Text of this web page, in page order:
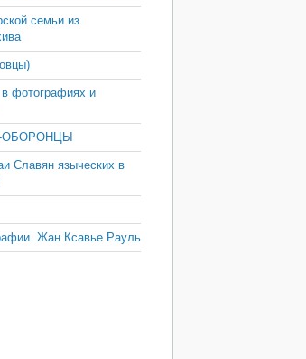
семьи из
фотографиях и
Славян языческих в
Жан Ксавье Рауль